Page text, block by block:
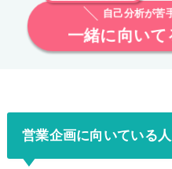
自己分析が苦
一緒に向い
営業企画に向いている人